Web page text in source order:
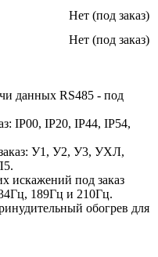
Нет (под заказ)
Нет (под заказ)
данных RS485 - под
IP00, IP20, IP44, IP54,
У1, У2, У3, УХЛ,
искажений под заказ
189Гц и 210Гц.
обогрев для